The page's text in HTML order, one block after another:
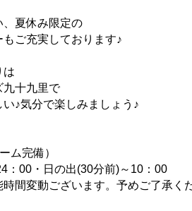
夏休み限定の
ご充実しております♪
は
九十九里で
♪気分で楽しみましょう♪
ム完備）
：00・日の出(30分前)～10：00
間変動ございます。予めご了承く